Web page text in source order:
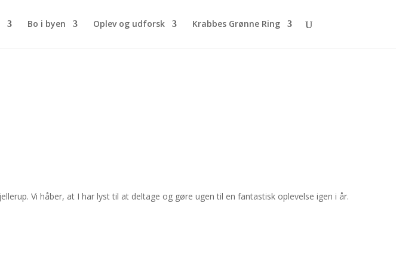
Bo i byen Oplev og udforsk Krabbes Grønne Ring
Vi håber, at I har lyst til at deltage og gøre ugen til en fantastisk oplevelse igen i år.